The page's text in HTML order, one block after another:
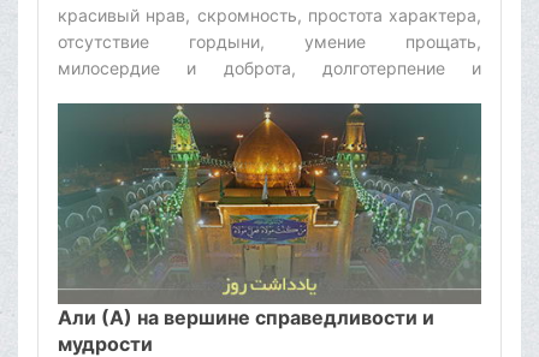
красивый нрав, скромность, простота характера,
отсутствие гордыни, умение прощать,
милосердие и доброта, долготерпение и
нас примером высокой нравственности. У
пророка Иисуса (мир ему) есть высказывание
относительно этой болезни, в котором он
характеризует ее как неисцелимый недуг. Иисус
(мир ему) сказал: "С позволения Бога я исцелял
больных, - слепых от рождения и прокаженных.
По милости Бога я даже оживлял умерших, но
бессилен оказался в исцелении глупца".‌
Али (А) на вершине справедливости и
мудрости